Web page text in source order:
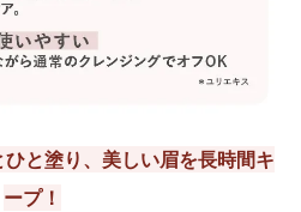
と塗り、美しい眉を長時間キ
ープ！